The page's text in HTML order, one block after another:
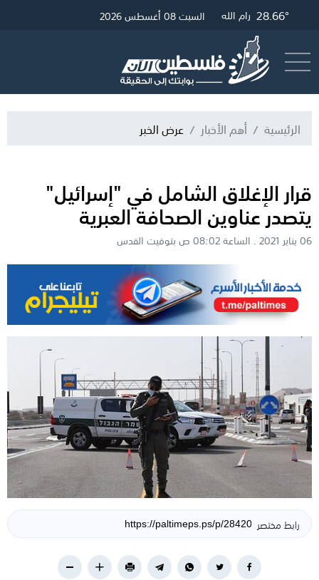
31.39° غزة 28.9° القدس28.66° رام الله 27.75° الخليل السبت 08 أغسطس 2026
الرئيسية أهم الأخبار عرض الخبر
قرار الإغلاق الشامل في "إسرائيل"
يتصدر عناوين الصحافة العبرية
06 يناير 2021 . الساعة 08:02 ص بتوقيت القدس
رابط مختصر